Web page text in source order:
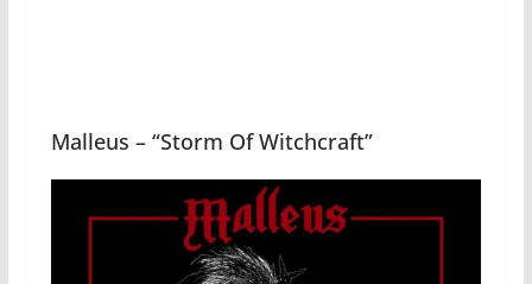
Malleus – “Storm Of Witchcraft”